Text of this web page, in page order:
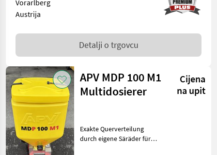
Vorarlberg
Austrija
Detalji o trgovcu
APV MDP 100 M1
Multidosierer
Cijena
na upit
Exakte Querverteilung
durch eigene Säräder für